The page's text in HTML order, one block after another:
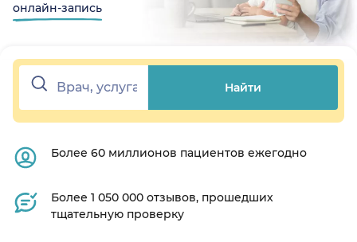
онлайн-запись
Найти
Более 60 миллионов пациентов ежегодно
Более 1 050 000 отзывов, прошедших
тщательную проверку